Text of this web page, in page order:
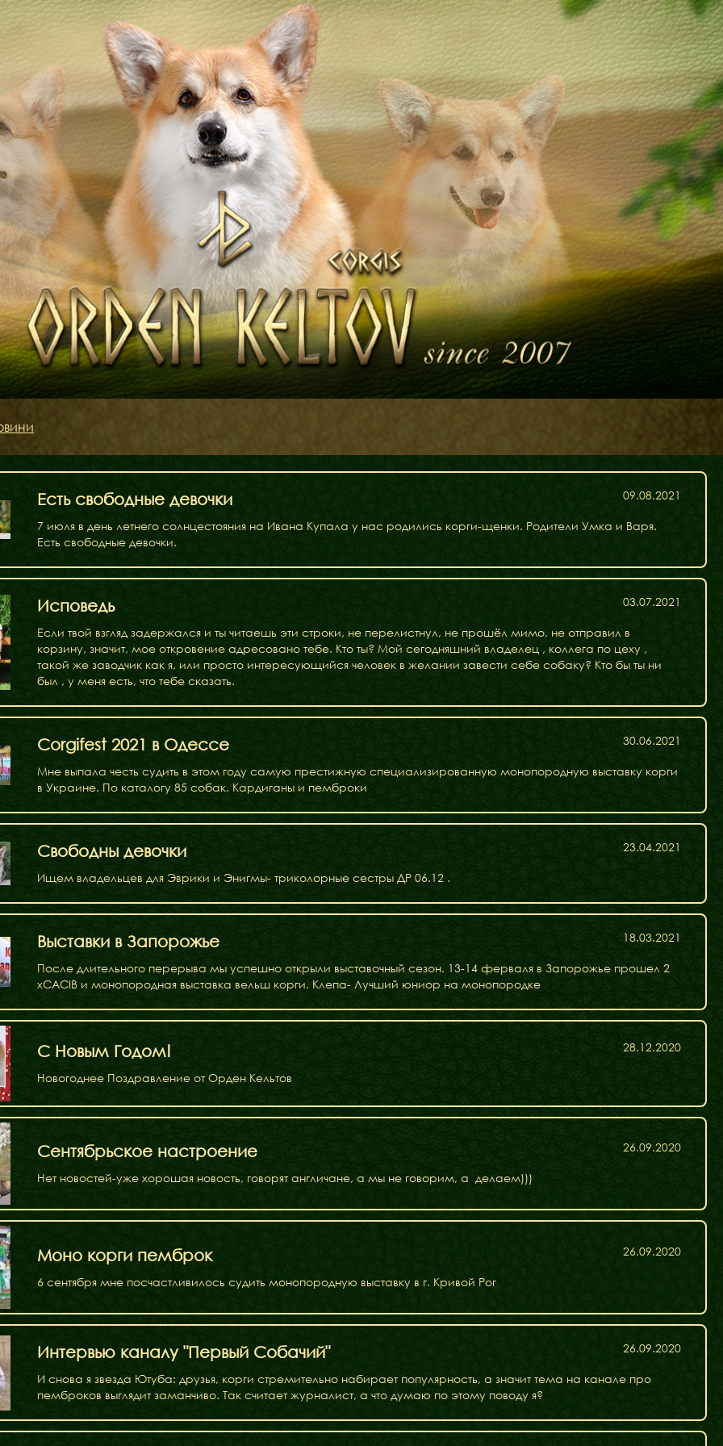
Есть свободные девочки
7 июля в день летнего солнцестояния на Ивана Купала у нас родились корги-щенки. Родители Умка и Варя.
Есть свободные девочки.
09.08.2021
Исповедь
Если твой взгляд задержался и ты читаешь эти строки, не перелистнул, не прошёл мимо, не отправил в
корзину, значит, мое откровение адресовано тебе. Кто ты? Мой сегодняшний владелец , коллега по цеху ,
такой же заводчик как я, или просто интересующийся человек в желании завести себе собаку? Кто бы ты ни
был , у меня есть, что тебе сказать.
03.07.2021
Corgifest 2021 в Одессе
Мне выпала честь судить в этом году самую престижную специализированную монопородную выставку корги
в Украине. По каталогу 85 собак. Кардиганы и пемброки
30.06.2021
Свободны девочки
Ищем владельцев для Эврики и Энигмы- триколорные сестры ДР 06.12 .
23.04.2021
Выставки в Запорожье
После длительного перерыва мы успешно открыли выставочный сезон. 13-14 ферваля в Запорожье прошел 2
хCACIB и монопородная выставка вельш корги. Клепа- Лучший юниор на монопородке
18.03.2021
С Новым Годом!
Новогоднее Поздравление от Орден Кельтов
28.12.2020
Сентябрьское настроение
Нет новостей-уже хорошая новость, говорят англичане, а мы не говорим, а делаем)))
26.09.2020
Моно корги пемброк
6 сентября мне посчастливилось судить монопородную выставку в г. Кривой Рог
26.09.2020
Интервью каналу "Первый Собачий"
И снова я звезда Ютуба: друзья, корги стремительно набирает популярность, а значит тема на канале про
пемброков выглядит заманчиво. Так считает журналист, а что думаю по этому поводу я?
26.09.2020
Наші коргі
Дами Ордену
Щенята
Бібліотека
Міфи
Блог
Галереї